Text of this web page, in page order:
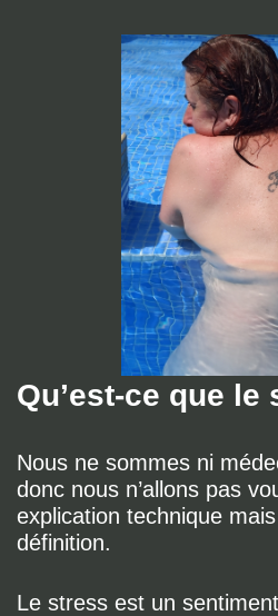
Qu’est-ce que le
Nous ne sommes ni
donc nous n’allons pas
explication technique
définition.
Le stress est un